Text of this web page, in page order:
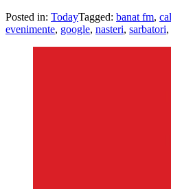
Posted in: TodayTagged: banat fm,
evenimente, google, nasteri, sarbatori,